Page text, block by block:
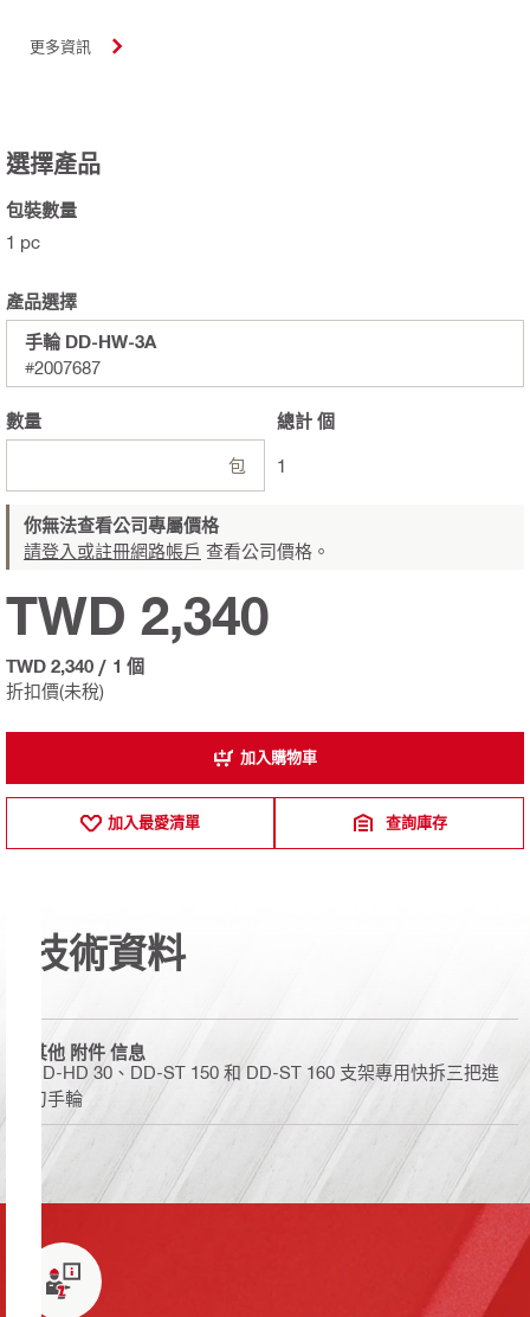
更多資訊
選擇產品
包裝數量
1 pc
產品選擇
手輪 DD-HW-3A
#2007687
數量
包
總計 個
1
你無法查看公司專屬價格
請登入或註冊網路帳戶 查看公司價格。
折扣價(未稅)
TWD 2,340
TWD 2,340 / 1 個
加入購物車
加入最愛清單 查詢庫存
技術資料
其他 附件 信息
DD-HD 30、DD-ST 150 和 DD-ST 160 支架專用快拆三把進
刀手輪